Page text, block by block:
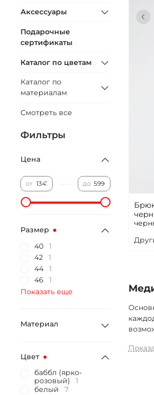
Аксессуары
Подарочные
сертификаты
Каталог по цветам
Каталог по
материалам
Смотреть все
Фильтры
Цена
от до
Размер
40
1
42
1
44
1
46
1
Показать еще
Материал
Цвет
баббл (ярко-
розовый)
1
белый
7